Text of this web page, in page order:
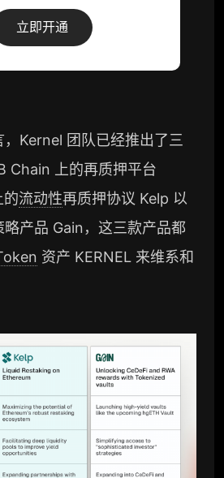
立即开通
限的栏目历史内容
告内术语悬浮释义）
与反馈
联系客服
深度，获得分析师支持
98000
席位，若需增加席位请联系客
Kernel 团队已经推出了三
Chain 上的再质押平台
的流动性再质押协议 Kelp 以
产品 Gain，这三款产品都
资产 KERNEL 来维系和